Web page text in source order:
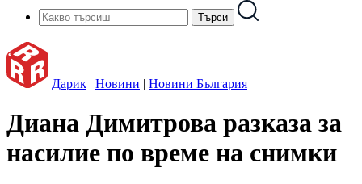
Дарик | Новини | Новини България
Диана Димитрова разказа за
насилие по време на снимки